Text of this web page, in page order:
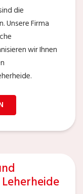
die
Unsere Firma
wir Ihnen